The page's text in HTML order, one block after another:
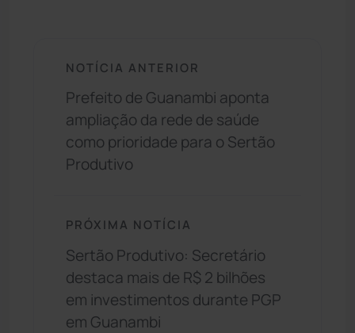
NOTÍCIA ANTERIOR
Prefeito de Guanambi aponta
ampliação da rede de saúde
como prioridade para o Sertão
Produtivo
PRÓXIMA NOTÍCIA
Sertão Produtivo: Secretário
destaca mais de R$ 2 bilhões
em investimentos durante PGP
em Guanambi